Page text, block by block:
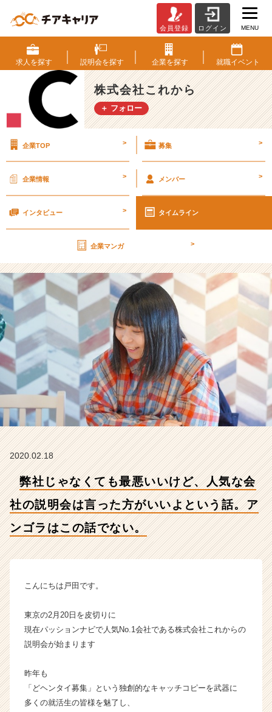
社
じ
ゃ
な
く
て
い
ど、
会
社
の
明
は
っ
た
方
が
い
い
よ
話。
ア
ン
ラ
こ
い。
【株
こ
れ
会員登録 ログイン MENU
求人を探す 説明会を探す 企業を探す 就職イベント
株式会社これから
＋ フォロー
企業TOP > 募集 >
企業情報 > メンバー >
インタビュー > タイムライン
企業マンガ >
2020.02.18
弊社じゃなくても最悪いいけど、人気な会
社の説明会は言った方がいいよという話。ア
ンゴラはこの話でない。
こんにちは戸田です。
東京の2月20日を皮切りに
現在パッションナビで人気No.1会社である株式会社これからの
説明会が始まります
昨年も
「どヘンタイ募集」という独創的なキャッチコピーを武器に
多くの就活生の皆様を魅了し、